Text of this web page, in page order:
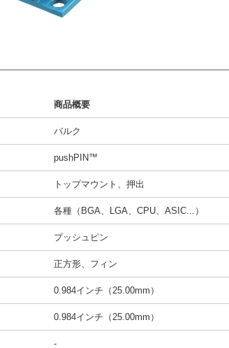
商品概要
バルク
pushPIN™
トップマウント、押出
各種（BGA、LGA、CPU、ASIC...）
プッシュピン
正方形、フィン
0.984インチ（25.00mm）
0.984インチ（25.00mm）
-